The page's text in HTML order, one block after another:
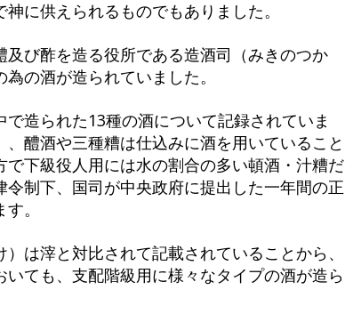
に供えられるものでもありました。
び酢を造る役所である造酒司（みきのつか
の酒が造られていました。
造られた13種の酒について記録されていま
醴酒や三種糟は仕込みに酒を用いていること
下級役人用には水の割合の多い頓酒・汁糟だ
制下、国司が中央政府に提出した一年間の正
。
は滓と対比されて記載されていることから、
ても、支配階級用に様々なタイプの酒が造ら